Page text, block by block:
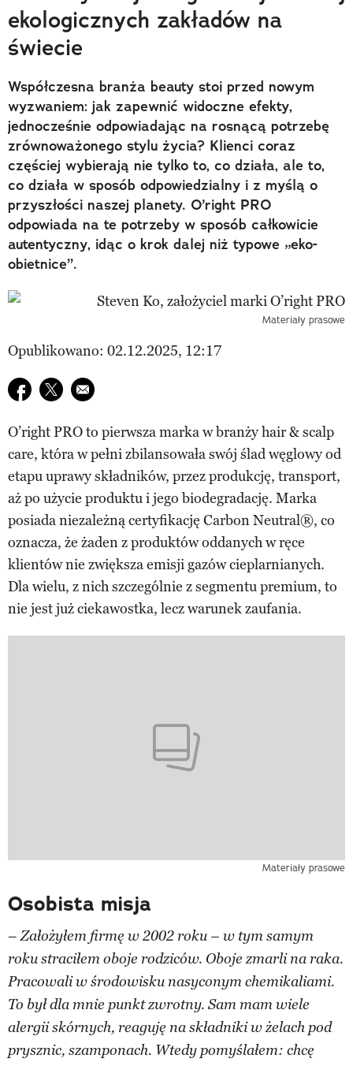
ekologicznych zakładów na
świecie
Współczesna branża beauty stoi przed nowym
wyzwaniem: jak zapewnić widoczne efekty,
jednocześnie odpowiadając na rosnącą potrzebę
zrównoważonego stylu życia? Klienci coraz
częściej wybierają nie tylko to, co działa, ale to,
co działa w sposób odpowiedzialny i z myślą o
przyszłości naszej planety. O’right PRO
odpowiada na te potrzeby w sposób całkowicie
autentyczny, idąc o krok dalej niż typowe „eko-
obietnice”.
Materiały prasowe
Opublikowano: 02.12.2025, 12:17
Udostępnij na facebook
Udostępnij na twitter
E-mail do przyjaciela
O’right PRO to pierwsza marka w branży hair & scalp
care, która w pełni zbilansowała swój ślad węglowy od
etapu uprawy składników, przez produkcję, transport,
aż po użycie produktu i jego biodegradację. Marka
posiada niezależną certyfikację Carbon Neutral®, co
oznacza, że żaden z produktów oddanych w ręce
klientów nie zwiększa emisji gazów cieplarnianych.
Dla wielu, z nich szczególnie z segmentu premium, to
nie jest już ciekawostka, lecz warunek zaufania.
Materiały prasowe
Osobista misja
–Założyłem firmę w 2002 roku – w tym samym
roku straciłem oboje rodziców. Oboje zmarli na raka.
Pracowali w środowisku nasyconym chemikaliami.
To był dla mnie punkt zwrotny. Sam mam wiele
alergii skórnych, reaguję naskładniki w żelach pod
prysznic, szamponach. Wtedy pomyślałem: chcę